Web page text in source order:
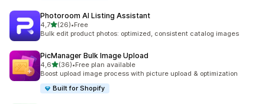
Photoroom AI Listing Assistant
4,7stelle su 5
(26)
26 recensioni totali
•Free
Bulk edit product photos: optimized, consistent catalog images
PicManager Bulk Image Upload
4,6stelle su 5
(36)
36 recensioni totali
•Free plan available
Boost upload image process with picture upload & optimization
Built for Shopify